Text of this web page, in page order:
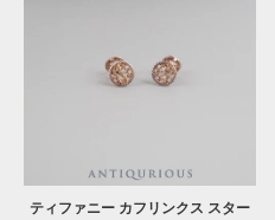
ティファニー カフリンクス スター